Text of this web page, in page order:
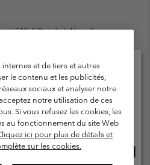
SAS. 5 Rue de la Haye, Espace
généré par l'utilisateur
Impressum
et de tiers et autres
le contenu et les publicités,
sociaux et analyser notre
notre utilisation de ces
Si vous refusez les cookies, les
au fonctionnement du site Web
ici pour plus de détails et
sur les cookies.
votre pays d’expédition et
langue
ligne disponibles